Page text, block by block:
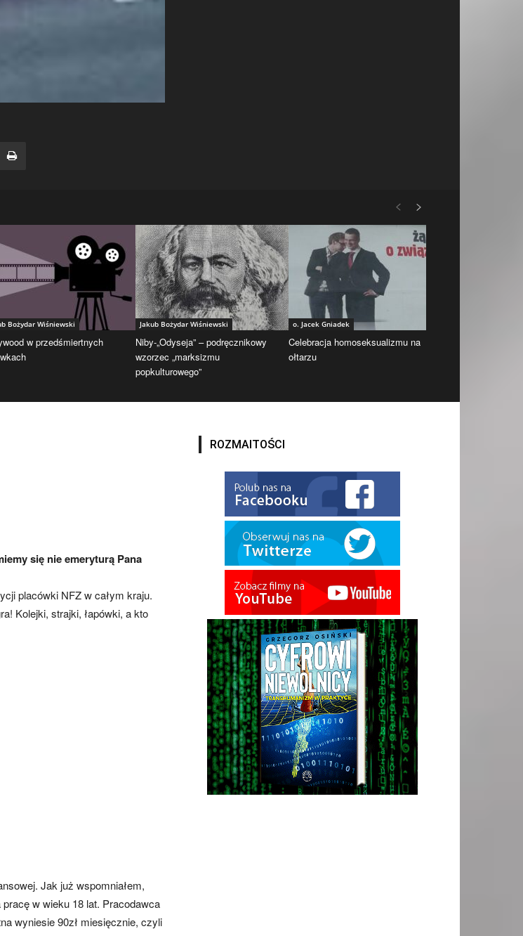
Bożydar Wiśniewski
w przedśmiertnych
Jakub Bożydar Wiśniewski
Niby-„Odyseja” – podręcznikowy
wzorzec „marksizmu
popkulturowego”
o. Jacek Gniadek
Celebracja homoseksualizmu na
ołtarzu
się nie emeryturą Pana
placówki NFZ w całym kraju.
Kolejki, strajki, łapówki, a kto
Jak już wspomniałem,
w wieku 18 lat. Pracodawca
wyniesie 90zł miesięcznie, czyli
ROZMAITOŚCI